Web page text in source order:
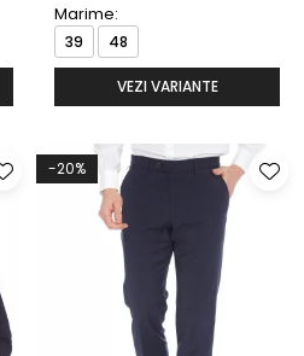
Marime:
39 48
VEZI VARIANTE
-20%